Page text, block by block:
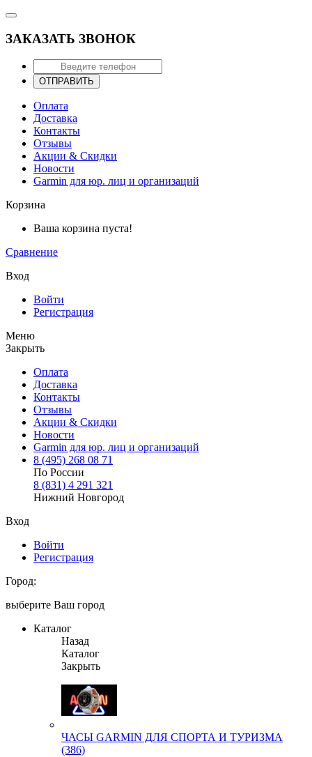
ЗАКАЗАТЬ ЗВОНОК
ОТПРАВИТЬ
Оплата
Доставка
Контакты
Отзывы
Акции & Скидки
Новости
Garmin для юр. лиц и организаций
Корзина
Ваша корзина пуста!
Сравнение
Вход
Войти
Регистрация
Меню
Закрыть
Оплата
Доставка
Контакты
Отзывы
Акции & Скидки
Новости
Garmin для юр. лиц и организаций
8 (495) 268 08 71
По России
8 (831) 4 291 321
Нижний Новгород
Вход
Войти
Регистрация
Город:
выберите Ваш город
Каталог
Назад
Каталог
Закрыть
ЧАСЫ GARMIN ДЛЯ СПОРТА И ТУРИЗМА
(386)